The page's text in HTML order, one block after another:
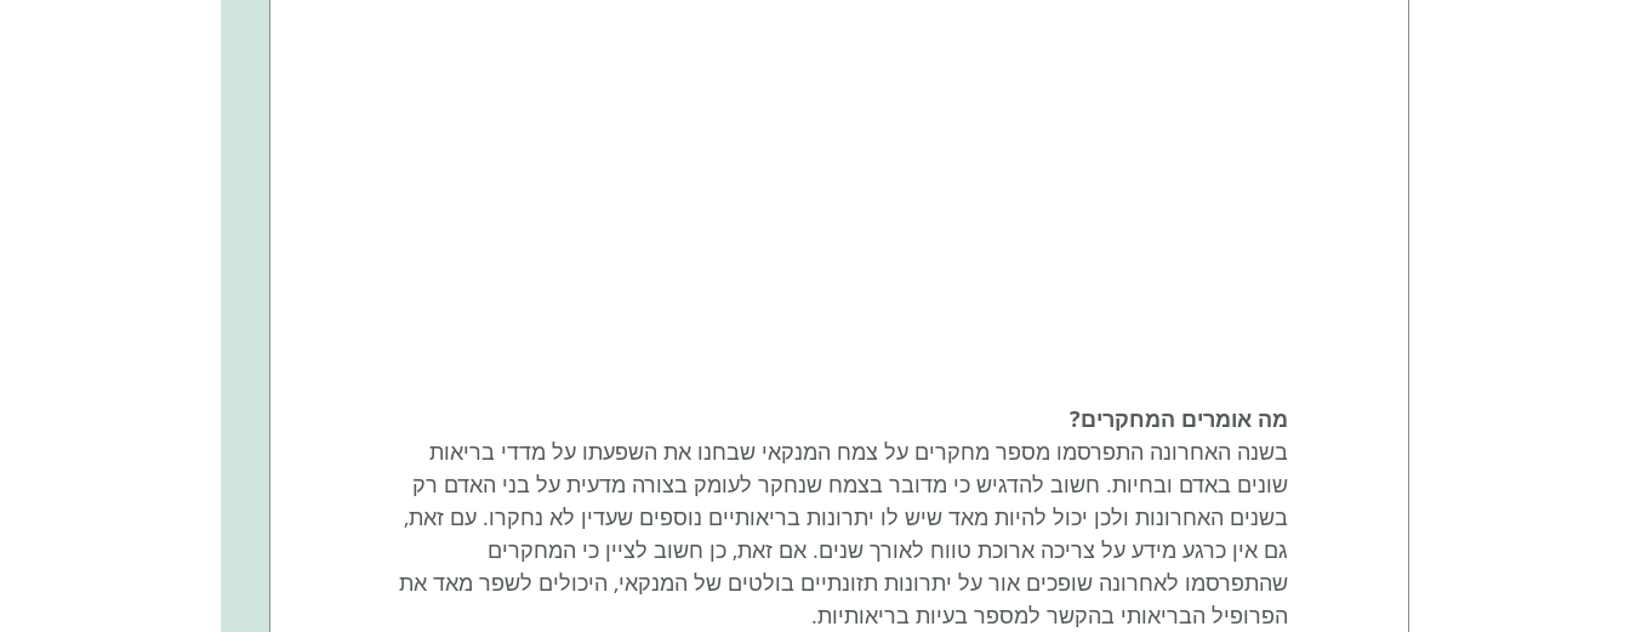
מה אומרים המחקרים?
בשנה האחרונה התפרסמו מספר מחקרים על צמח המנקאי שבחנו את השפעתו על מדדי בריאות
שונים באדם ובחיות. חשוב להדגיש כי מדובר בצמח שנחקר לעומק בצורה מדעית על בני האדם רק
בשנים האחרונות ולכן יכול להיות מאד שיש לו יתרונות בריאותיים נוספים שעדין לא נחקרו. עם זאת,
גם אין כרגע מידע על צריכה ארוכת טווח לאורך שנים. אם זאת, כן חשוב לציין כי המחקרים
שהתפרסמו לאחרונה שופכים אור על יתרונות תזונתיים בולטים של המנקאי, היכולים לשפר מאד את
הפרופיל הבריאותי בהקשר למספר בעיות בריאותיות.